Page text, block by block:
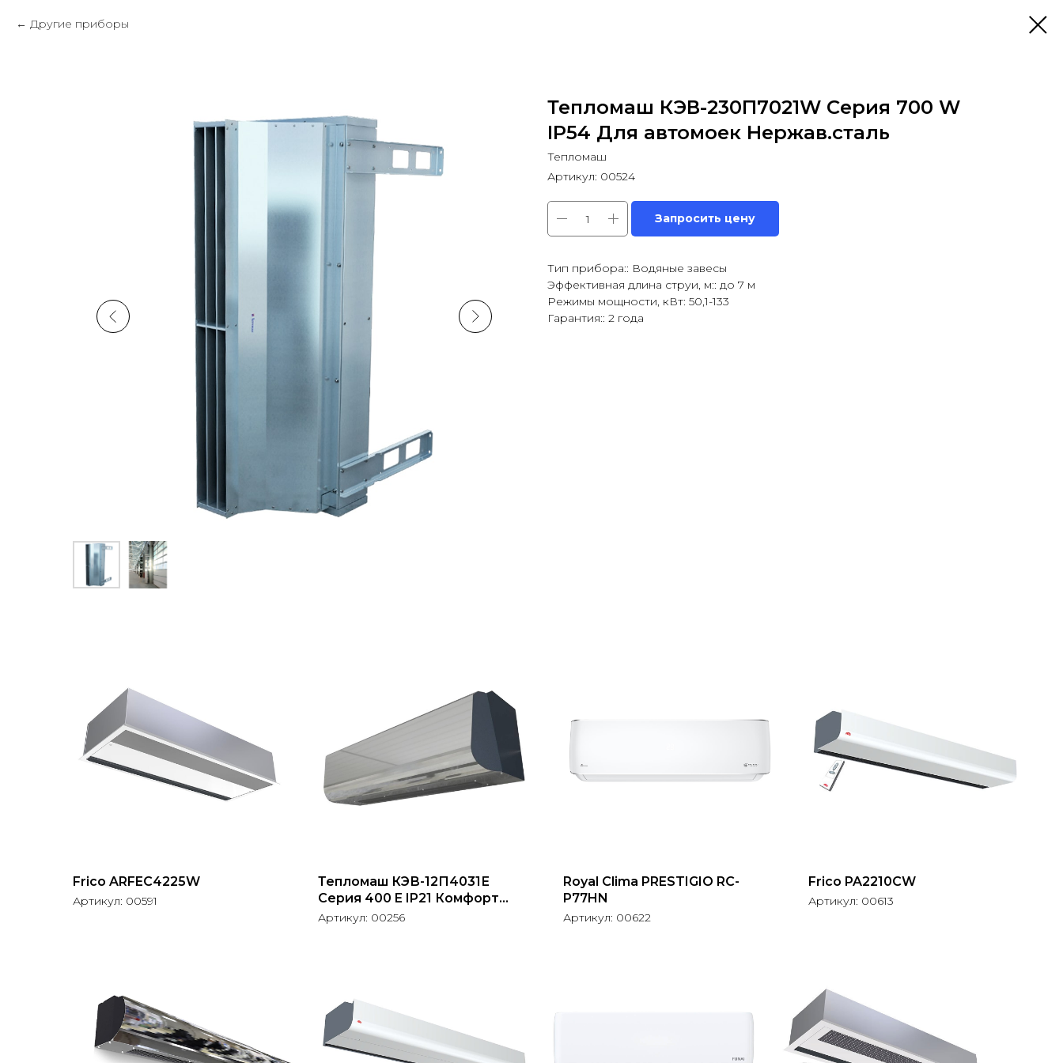
Другие приборы
Тепломаш КЭВ-230П7021W Серия 700 W
IP54 Для автомоек Нержав.сталь
Тепломаш
Артикул: 00524
Запросить цену
Тип прибора:: Водяные завесы
Эффективная длина струи, м:: до 7 м
Режимы мощности, кВт: 50,1-133
Гарантия:: 2 года
Frico ARFEC4225W
Артикул: 00591
Тепломаш КЭВ-12П4031Е
Серия 400 E IP21 Комфорт
Нержав.сталь
Артикул: 00256
Royal Clima PRESTIGIO RC-
P77HN
Артикул: 00622
Frico PA2210CW
Артикул: 00613